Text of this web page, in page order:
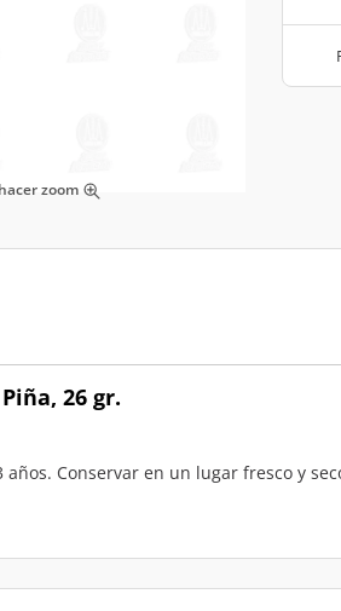
zoom
26 gr.
Conservar en un lugar fresco y